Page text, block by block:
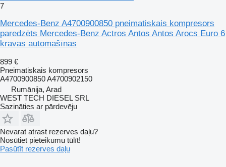
7
Mercedes-Benz A4700900850 pneimatiskais kompresors
paredzēts Mercedes-Benz Actros Antos Antos Arocs Euro 6
kravas automašīnas
899 €
Pneimatiskais kompresors
A4700900850 A4700902150
Rumānija, Arad
WEST TECH DIESEL SRL
Sazināties ar pārdevēju
Nevarat atrast rezerves daļu?
Nosūtiet pieteikumu tūlīt!
Pasūtīt rezerves daļu